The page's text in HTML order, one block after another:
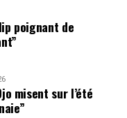
poignant de
misent sur l’été